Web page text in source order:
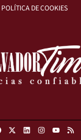
POLÍTICA DE COOKIES
FacebookLinkedinInstagramRSS